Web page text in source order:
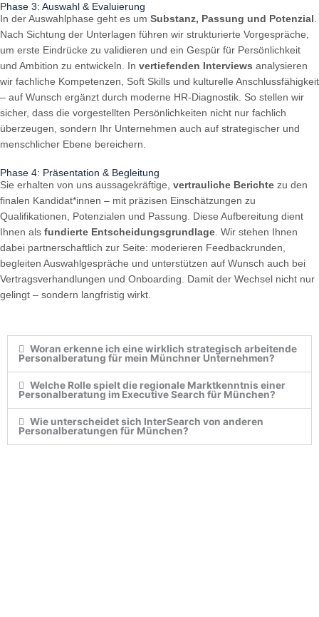
Phase 3: Auswahl & Evaluierung
In der Auswahlphase geht es um Substanz, Passung und Potenzial
Nach Sichtung der Unterlagen führen wir strukturierte Vorgespräche,
um erste Eindrücke zu validieren und ein Gespür für Persönlichkeit
und Ambition zu entwickeln. In vertiefenden Interviews analysieren
wir fachliche Kompetenzen, Soft Skills und kulturelle Anschlussfähigkeit
– auf Wunsch ergänzt durch moderne HR-Diagnostik. So stellen wir
sicher, dass die vorgestellten Persönlichkeiten nicht nur fachlich
überzeugen, sondern Ihr Unternehmen auch auf strategischer und
menschlicher Ebene bereichern.
Phase 4: Präsentation & Begleitung
Sie erhalten von uns aussagekräftige, vertrauliche Berichte zu den
finalen Kandidat*innen – mit präzisen Einschätzungen zu
Qualifikationen, Potenzialen und Passung. Diese Aufbereitung dient
Ihnen als fundierte Entscheidungsgrundlage . Wir stehen Ihnen
dabei partnerschaftlich zur Seite: moderieren Feedbackrunden,
begleiten Auswahlgespräche und unterstützen auf Wunsch auch bei
Vertragsverhandlungen und Onboarding. Damit der Wechsel nicht nur
gelingt – sondern langfristig wirkt.
Woran erkenne ich eine wirklich strategisch arbeitende
Personalberatung für mein Münchner Unternehmen?
Welche Rolle spielt die regionale Marktkenntnis einer
Personalberatung im Executive Search für München?
Wie unterscheidet sich InterSearch von anderen
Personalberatungen für München?